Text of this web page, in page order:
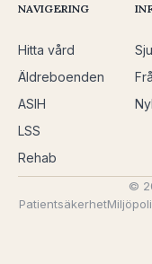
NAVIGERING
Hitta vård
Äldreboenden
ASIH
LSS
Rehab
©
Patientsäkerhet